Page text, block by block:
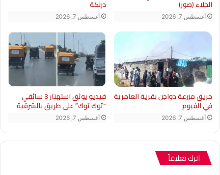
الجلاء (صور)
أغسطس 7, 2026
درنكة
أغسطس 7, 2026
حريق مزرعة دواجن بقرية العامرية
في الفيوم
أغسطس 7, 2026
فيديو يوثق استهتار 3 سائقي
“توك توك” على طريق بالشرقية
أغسطس 7, 2026
اترك تعليقاً